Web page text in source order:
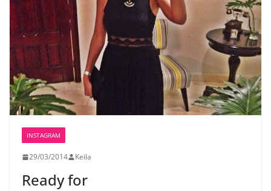
INSTAGRAM
29/03/2014 Keila
Ready for